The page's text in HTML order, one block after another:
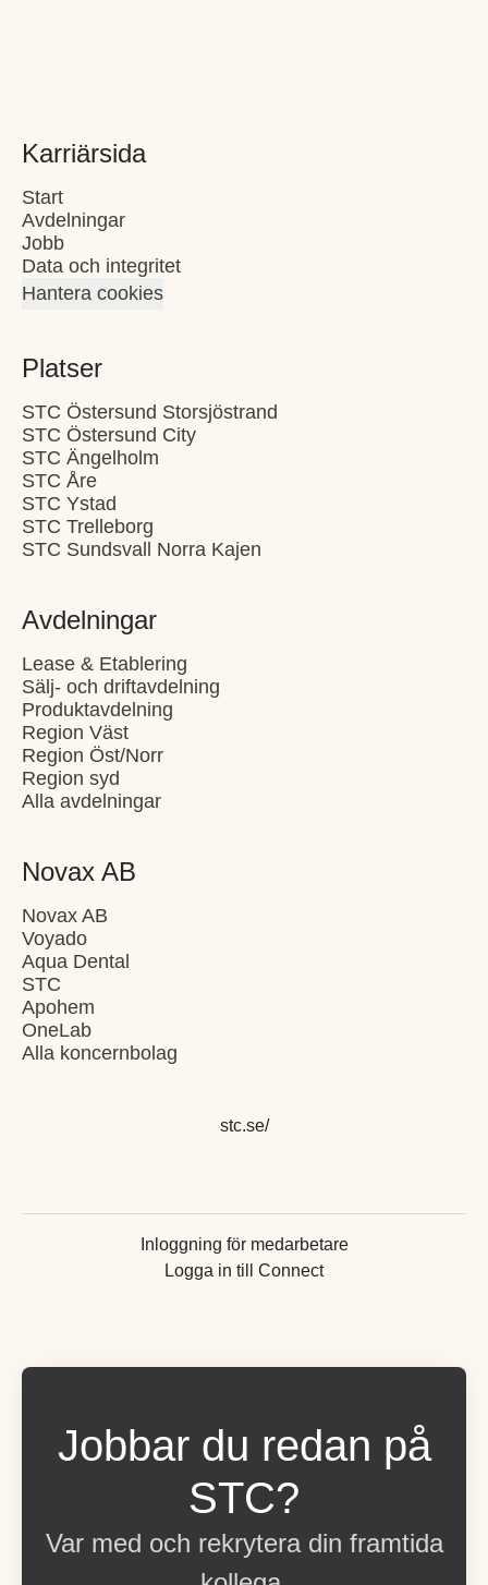
Karriärsida
Start
Avdelningar
Jobb
Data och integritet
Hantera cookies
Platser
STC Östersund Storsjöstrand
STC Östersund City
STC Ängelholm
STC Åre
STC Ystad
STC Trelleborg
STC Sundsvall Norra Kajen
Avdelningar
Lease & Etablering
Sälj- och driftavdelning
Produktavdelning
Region Väst
Region Öst/Norr
Region syd
Alla avdelningar
Novax AB
Novax AB
Voyado
Aqua Dental
STC
Apohem
OneLab
Alla koncernbolag
stc.se/
Inloggning för medarbetare
Logga in till Connect
Jobbar du redan på
STC?
Var med och rekrytera din framtida